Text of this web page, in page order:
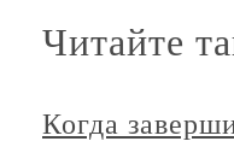
Читайте
Когда